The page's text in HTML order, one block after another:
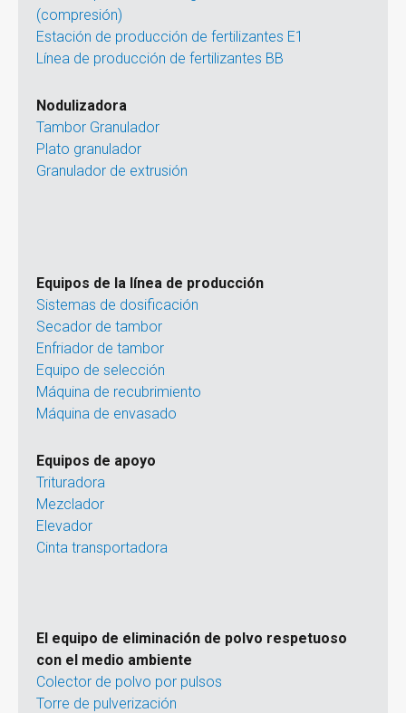
(compresión)
Estación de producción de fertilizantes E1
Línea de producción de fertilizantes BB
Nodulizadora
Tambor Granulador
Plato granulador
Granulador de extrusión
Equipos de la línea de producción
Sistemas de dosificación
Secador de tambor
Enfriador de tambor
Equipo de selección
Máquina de recubrimiento
Máquina de envasado
Equipos de apoyo
Trituradora
Mezclador
Elevador
Cinta transportadora
El equipo de eliminación de polvo respetuoso
con el medio ambiente
Colector de polvo por pulsos
Torre de pulverización